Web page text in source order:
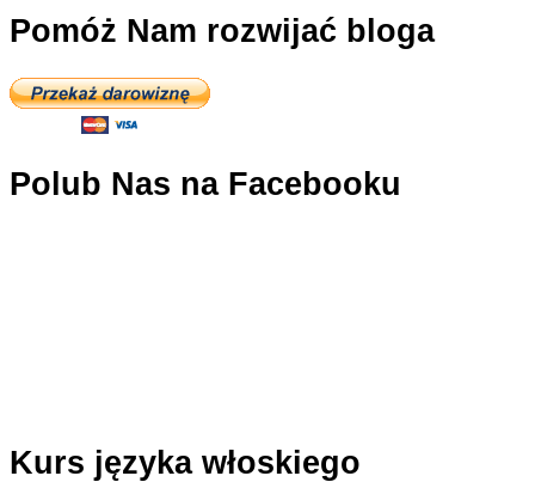
Pomóż Nam rozwijać bloga
Polub Nas na Facebooku
Kurs języka włoskiego